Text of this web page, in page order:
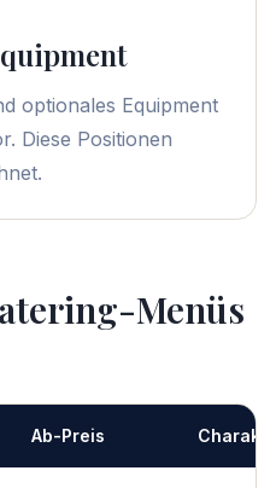
optionales Equipment
Diese Positionen
Menüs
Ab-Preis